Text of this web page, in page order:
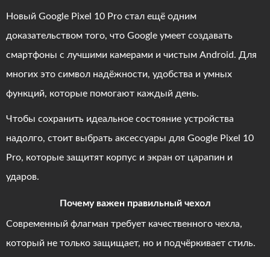
Новый Google Pixel 10 Pro стал ещё одним
доказательством того, что Google умеет создавать
смартфоны с лучшими камерами и чистым Android. Для
многих это символ надёжности, удобства и умных
функций, которые помогают каждый день.
Чтобы сохранить идеальное состояние устройства
надолго, стоит выбрать аксессуары для Google Pixel 10
Pro, которые защитят корпус и экран от царапин и
ударов.
Почему важен правильный чехол
Современный флагман требует качественного чехла,
который не только защищает, но и подчёркивает стиль.